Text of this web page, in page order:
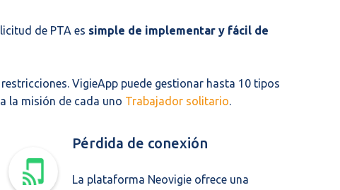
de PTA es simple de implementar y fácil de
VigieApp puede gestionar hasta 10 tipos
la misión de cada uno Trabajador solitario
Pérdida de conexión
La plataforma Neovigie ofrece una